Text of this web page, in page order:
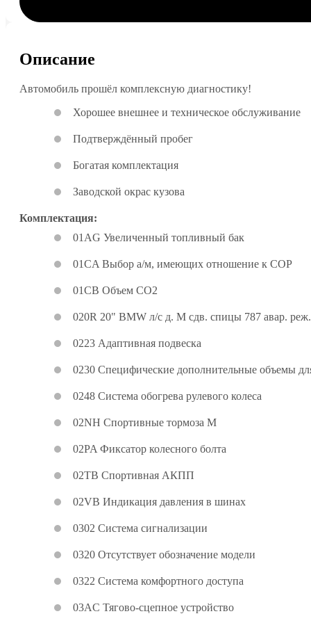
Описание
Автомобиль прошёл комплексную диагностику!
Хорошее внешнее и техническое обслуживание
Подтверждённый пробег
Богатая комплектация
Заводской окрас кузова
Комплектация:
01AG Увеличенный топливный бак
01CA Выбор а/м, имеющих отношение к COP
01CB Объем CO2
020R 20" BMW л/с д. M сдв. спицы 787 авар. реж.
0223 Адаптивная подвеска
0230 Специфические дополнительные объемы
0248 Система обогрева рулевого колеса
02NH Спортивные тормоза M
02PA Фиксатор колесного болта
02TB Спортивная АКПП
02VB Индикация давления в шинах
0302 Система сигнализации
0320 Отсутствует обозначение модели
0322 Система комфортного доступа
03AC Тягово-сцепное устройство